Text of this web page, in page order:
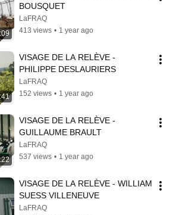
BOUSQUET
LaFRAQ
413 views • 1 year ago
VISAGE DE LA RELÈVE -
PHILIPPE DESLAURIERS
LaFRAQ
152 views • 1 year ago
VISAGE DE LA RELÈVE -
GUILLAUME BRAULT
LaFRAQ
537 views • 1 year ago
VISAGE DE LA RELÈVE - WILLIAM
SUESS VILLENEUVE
LaFRAQ